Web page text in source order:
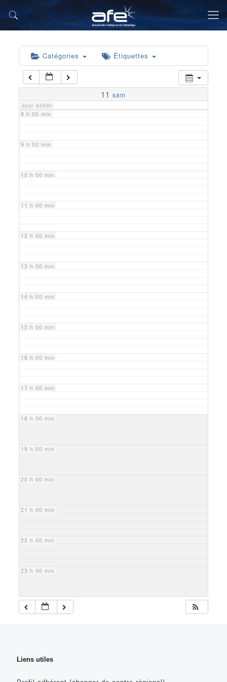
Catégories Étiquettes
11 sam
Jour entier
5 h 00 min
6 h 00 min
7 h 00 min
8 h 00 min
9 h 00 min
10 h 00 min
11 h 00 min
12 h 00 min
13 h 00 min
14 h 00 min
15 h 00 min
16 h 00 min
17 h 00 min
18 h 00 min
19 h 00 min
20 h 00 min
21 h 00 min
22 h 00 min
23 h 00 min
Liens utiles